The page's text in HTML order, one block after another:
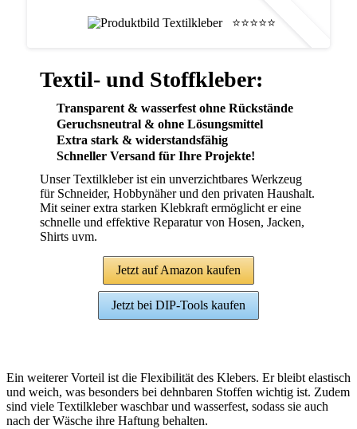
Empfehlung!*
⭐⭐⭐⭐⭐
Textil- und Stoffkleber:
Transparent & wasserfest ohne Rückstände
Geruchsneutral & ohne Lösungsmittel
Extra stark & widerstandsfähig
Schneller Versand für Ihre Projekte!
Unser Textilkleber ist ein unverzichtbares Werkzeug
für Schneider, Hobbynäher und den privaten Haushalt.
Mit seiner extra starken Klebkraft ermöglicht er eine
schnelle und effektive Reparatur von Hosen, Jacken,
Shirts uvm.
Jetzt auf Amazon kaufen
Jetzt bei DIP-Tools kaufen
Ein weiterer Vorteil ist die Flexibilität des Klebers. Er bleibt elastisch
und weich, was besonders bei dehnbaren Stoffen wichtig ist. Zudem
sind viele Textilkleber waschbar und wasserfest, sodass sie auch
nach der Wäsche ihre Haftung behalten.